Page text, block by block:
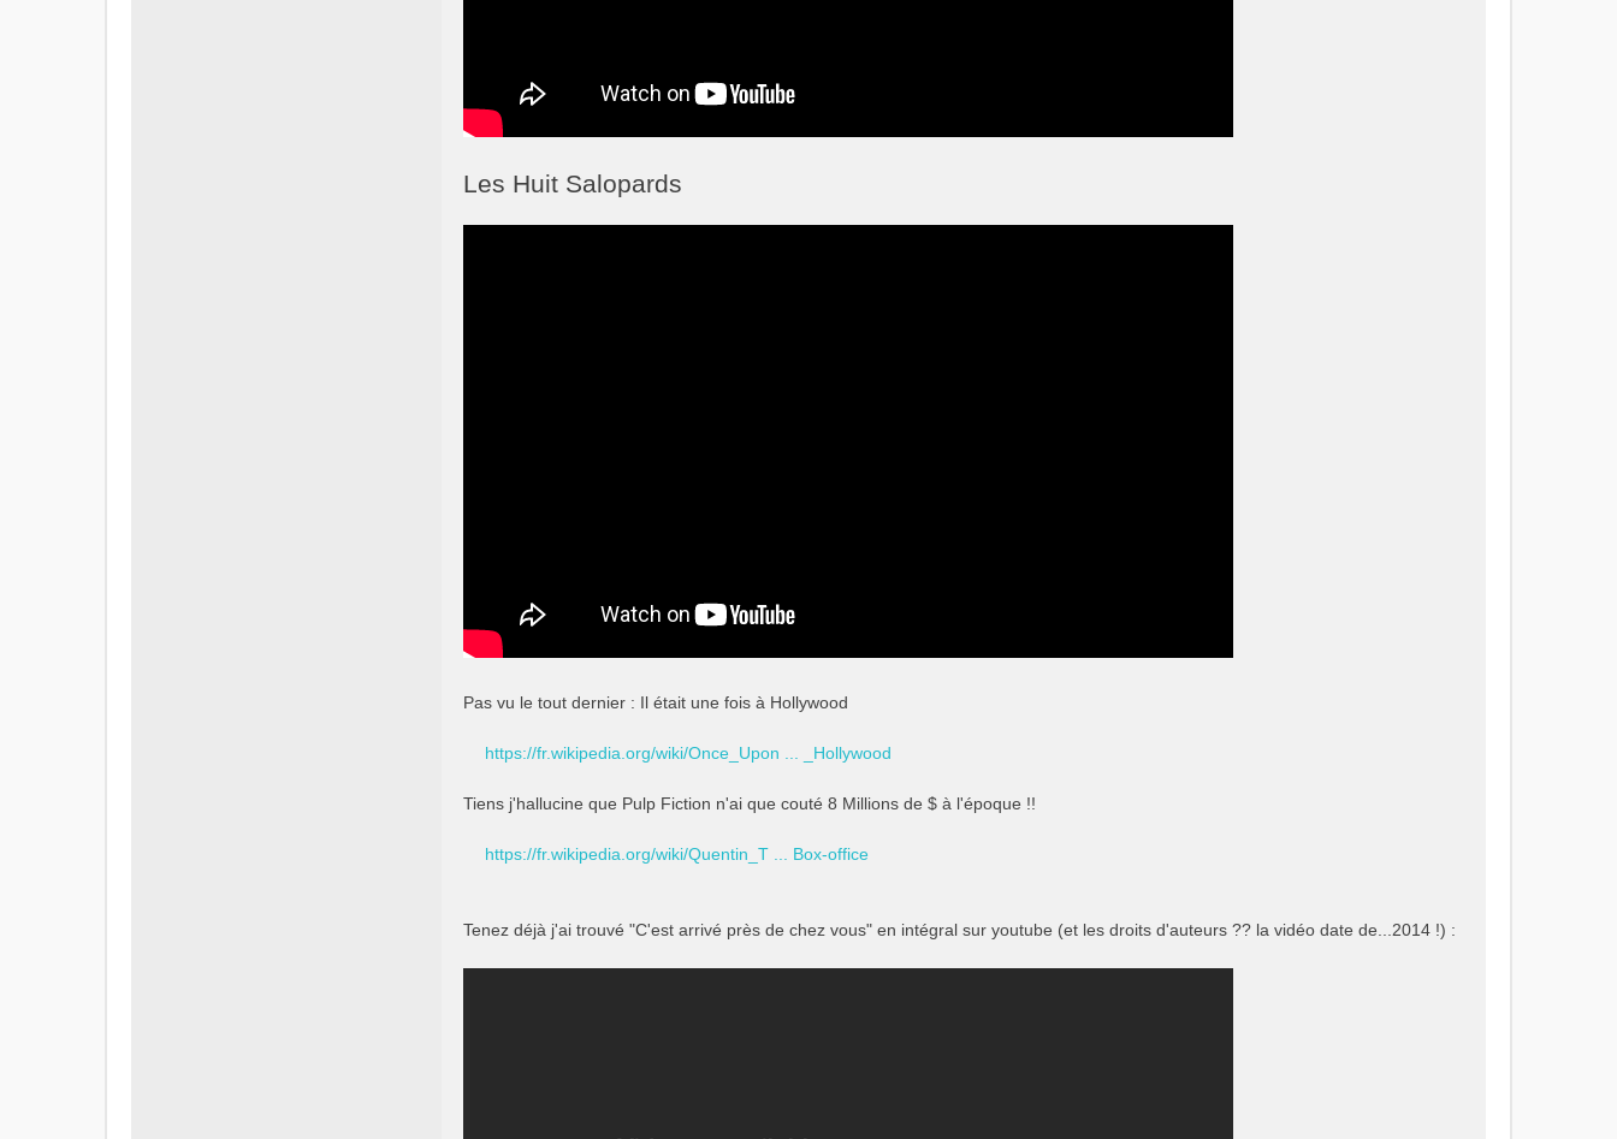
Les Huit Salopards
Pas vu le tout dernier : Il était une fois à Hollywood
https://fr.wikipedia.org/wiki/Once_Upon ... _Hollywood
Tiens j'hallucine que Pulp Fiction n'ai que couté 8 Millions de $ à l'époque !!
https://fr.wikipedia.org/wiki/Quentin_T ... Box-office
Tenez déjà j'ai trouvé "C'est arrivé près de chez vous" en intégral sur youtube (et les droits d'auteurs ?? la vidéo date de...2014 !) :